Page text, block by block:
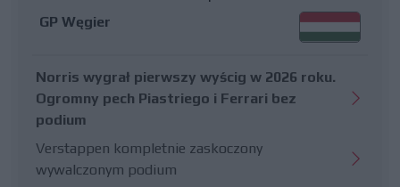
GP Węgier
Norris wygrał pierwszy wyścig w 2026 roku.
Ogromny pech Piastriego i Ferrari bez
podium
Verstappen kompletnie zaskoczony
wywalczonym podium